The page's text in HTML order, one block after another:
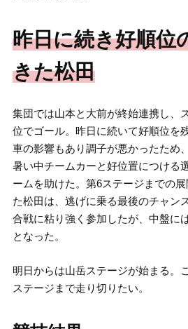
昨日に続き好順位
きた松田
集団では山本と大前が終始連携し、
位でゴール。昨日に続いて好順位を
車の影響もあり調子が悪かったため
暑い中チームカーと好位置につける
ームを助けた。第6ステージまでの
た松田は、逃げに乗る最後のチャン
合戦に粘り強く参加したが、中盤に
となった。
明日からは山岳ステージが始まる。
ステージまで走り切りたい。